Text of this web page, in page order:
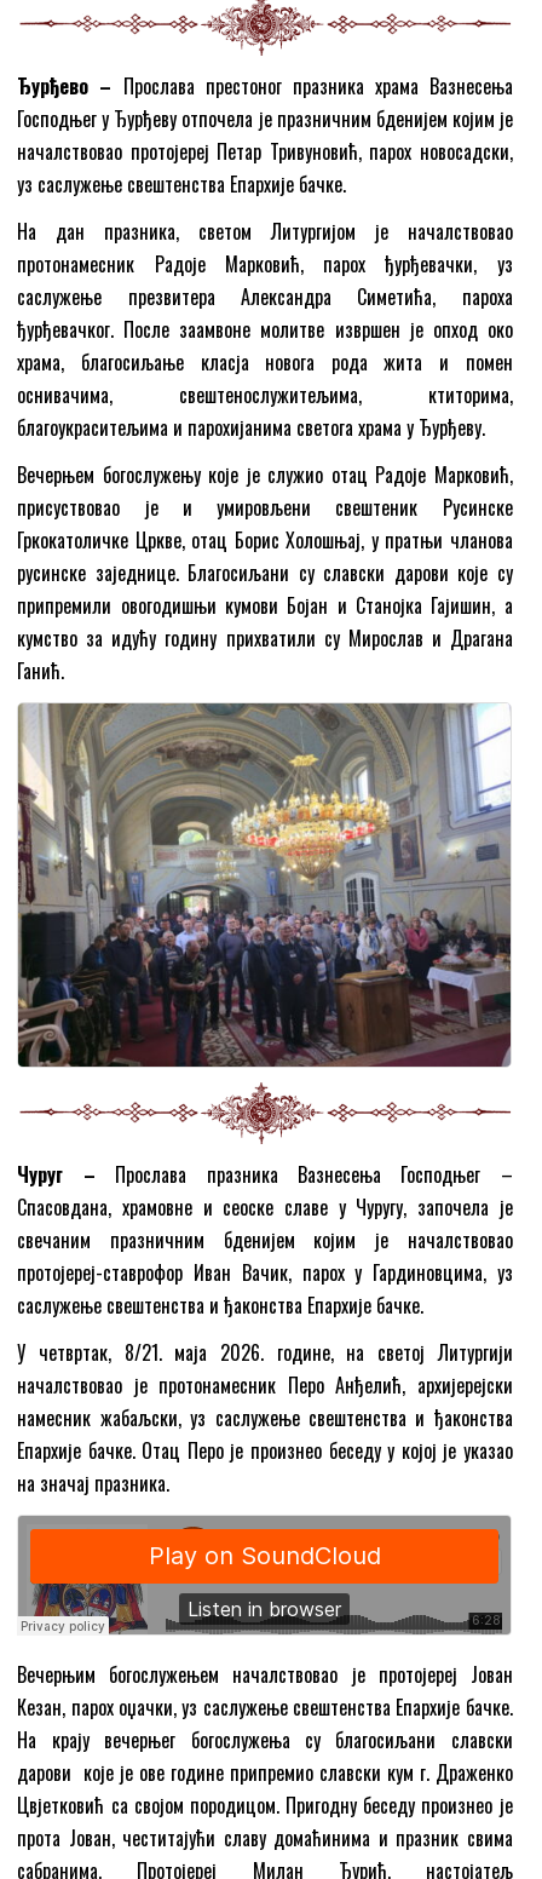
Ђурђево – Прослава престоног празника храма Вазнесења
Господњег у Ђурђеву отпочела је празничним бденијем којим је
началствовао протојереј Петар Тривуновић, парох новосадски,
уз саслужење свештенства Епархије бачке.
На дан празника, светом Литургијом је началствовао
протонамесник Радоје Марковић, парох ђурђевачки, уз
саслужење презвитера Александра Симетића, пароха
ђурђевачког. После заамвоне молитве извршен је опход око
храма, благосиљање класја новога рода жита и помен
оснивачима, свештенослужитељима, ктиторима,
благоукраситељима и парохијанима светога храма у Ђурђеву.
Вечерњем богослужењу које је служио отац Радоје Марковић,
присуствовао је и умировљени свештеник Русинске
Гркокатоличке Цркве, отац Борис Холошњај, у пратњи чланова
русинске заједнице. Благосиљани су славски дарови које су
припремили овогодишњи кумови Бојан и Станојка Гајишин, а
кумство за идућу годину прихватили су Мирослав и Драгана
Ганић.
Чуруг – Прослава празника Вазнесења Господњег –
Спасовдана, храмовне и сеоске славе у Чуругу, започела је
свечаним празничним бденијем којим је началствовао
протојереј-ставрофор Иван Вачик, парох у Гардиновцима, уз
саслужење свештенства и ђаконства Епархије бачке.
У четвртак, 8/21. маја 2026. године, на светој Литургији
началствовао је протонамесник Перо Анђелић, архијерејски
намесник жабаљски, уз саслужење свештенства и ђаконства
Епархије бачке. Отац Перо је произнео беседу у којој је указао
на значај празника.
Вечерњим богослужењем началствовао је протојереј Јован
Кезан, парох оџачки, уз саслужење свештенства Епархије бачке.
На крају вечерњег богослужења су благосиљани славски
дарови које је ове године припремио славски кум г. Драженко
Цвјетковић са својом породицом. Пригодну беседу произнео је
прота Јован, честитајући славу домаћинима и празник свима
сабранима. Протојереј Милан Ђурић, настојатељ